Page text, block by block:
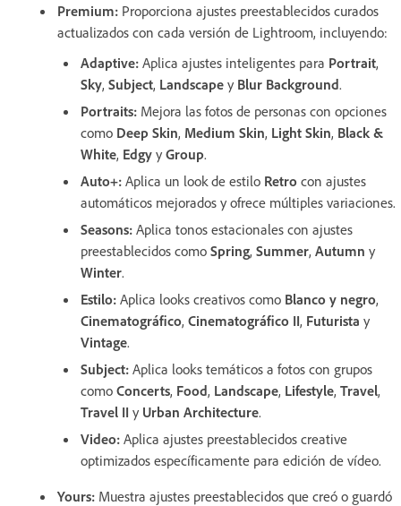
Premium: Proporciona ajustes preestablecidos curados
actualizados con cada versión de Lightroom, incluyendo:
Adaptive: Aplica ajustes inteligentes para Portrait,
Sky, Subject, Landscape y Blur Background.
Portraits: Mejora las fotos de personas con opciones
como Deep Skin, Medium Skin, Light Skin, Black &
White, Edgy y Group.
Auto+: Aplica un look de estilo Retro con ajustes
automáticos mejorados y ofrece múltiples variaciones.
Seasons: Aplica tonos estacionales con ajustes
preestablecidos como Spring, Summer, Autumn y
Winter.
Estilo: Aplica looks creativos como Blanco y negro,
Cinematográfico, Cinematográfico II, Futurista y
Vintage.
Subject: Aplica looks temáticos a fotos con grupos
como Concerts, Food, Landscape, Lifestyle, Travel,
Travel II y Urban Architecture.
Video: Aplica ajustes preestablecidos creative
optimizados específicamente para edición de vídeo.
Yours: Muestra ajustes preestablecidos que creó o guardó